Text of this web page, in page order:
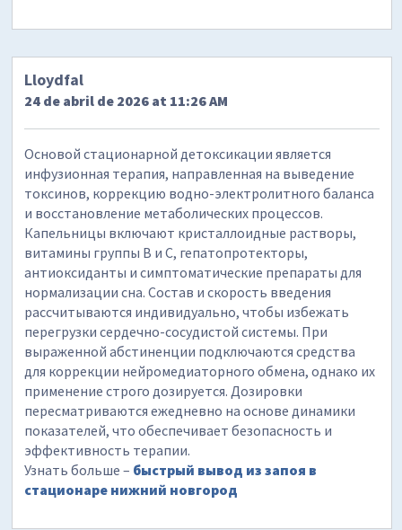
Lloydfal
24 de abril de 2026 at 11:26 AM
Основой стационарной детоксикации является
инфузионная терапия, направленная на выведение
токсинов, коррекцию водно-электролитного баланса
и восстановление метаболических процессов.
Капельницы включают кристаллоидные растворы,
витамины группы B и C, гепатопротекторы,
антиоксиданты и симптоматические препараты для
нормализации сна. Состав и скорость введения
рассчитываются индивидуально, чтобы избежать
перегрузки сердечно-сосудистой системы. При
выраженной абстиненции подключаются средства
для коррекции нейромедиаторного обмена, однако их
применение строго дозируется. Дозировки
пересматриваются ежедневно на основе динамики
показателей, что обеспечивает безопасность и
эффективность терапии.
Узнать больше – быстрый вывод из запоя в
стационаре нижний новгород